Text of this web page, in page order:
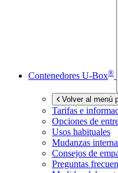
Contenedores U-Box®
Volver al menú
Tarifas e
Opciones de
Usos habituales
Mudanzas
Consejos de
Preguntas